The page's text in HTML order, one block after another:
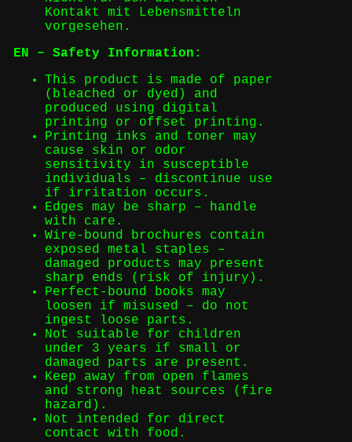
Kontakt mit Lebensmitteln
vorgesehen.
EN – Safety Information:
This product is made of paper
(bleached or dyed) and
produced using digital
printing or offset printing.
Printing inks and toner may
cause skin or odor
sensitivity in susceptible
individuals – discontinue use
if irritation occurs.
Edges may be sharp – handle
with care.
Wire-bound brochures contain
exposed metal staples –
damaged products may present
sharp ends (risk of injury).
Perfect-bound books may
loosen if misused – do not
ingest loose parts.
Not suitable for children
under 3 years if small or
damaged parts are present.
Keep away from open flames
and strong heat sources (fire
hazard).
Not intended for direct
contact with food.